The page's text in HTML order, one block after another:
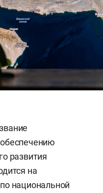
развития
на
национальной